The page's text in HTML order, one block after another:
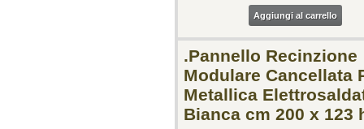
Aggiungi al carrello
.Pannello Recinzione
Modulare Cancellata
Metallica
Bianca cm 200 x 123